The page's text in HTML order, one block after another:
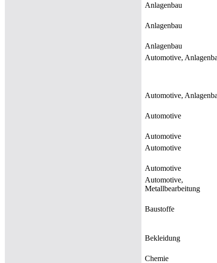
Anlagenbau
Anlagenbau
Anlagenbau
Automotive,
Automotive,
Automotive
Automotive
Automotive
Automotive
Automotive,
Metallbearbeitung
Baustoffe
Bekleidung
Chemie